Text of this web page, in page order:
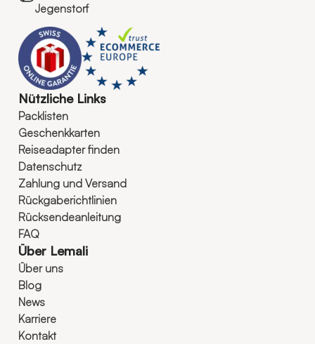
Jegenstorf
Nützliche Links
Packlisten
Geschenkkarten
Reiseadapter finden
Datenschutz
Zahlung und Versand
Rückgaberichtlinien
Rücksendeanleitung
FAQ
Über Lemali
Über uns
Blog
News
Karriere
Kontakt